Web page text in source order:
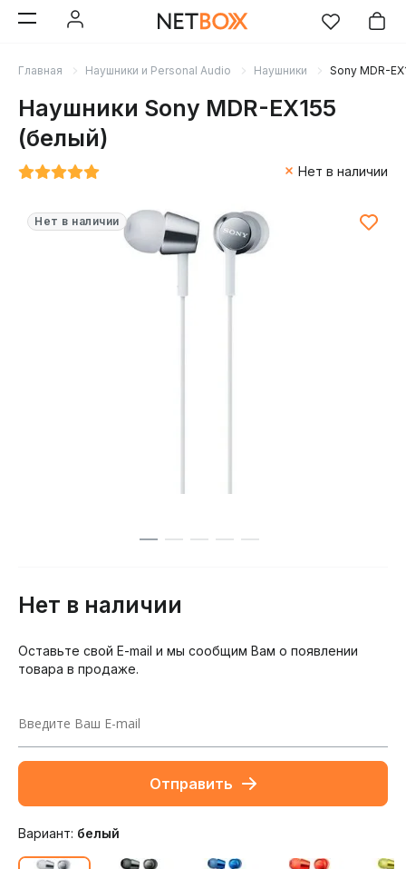
Главная Наушники и Personal Audio Наушники Sony MDR-
Наушники Sony MDR-EX155
(белый)
Нет в наличии
Нет в наличии
Нет в наличии
Оставьте свой E-mail и мы сообщим Вам о появлении
товара в продаже.
Отправить
Вариант: белый